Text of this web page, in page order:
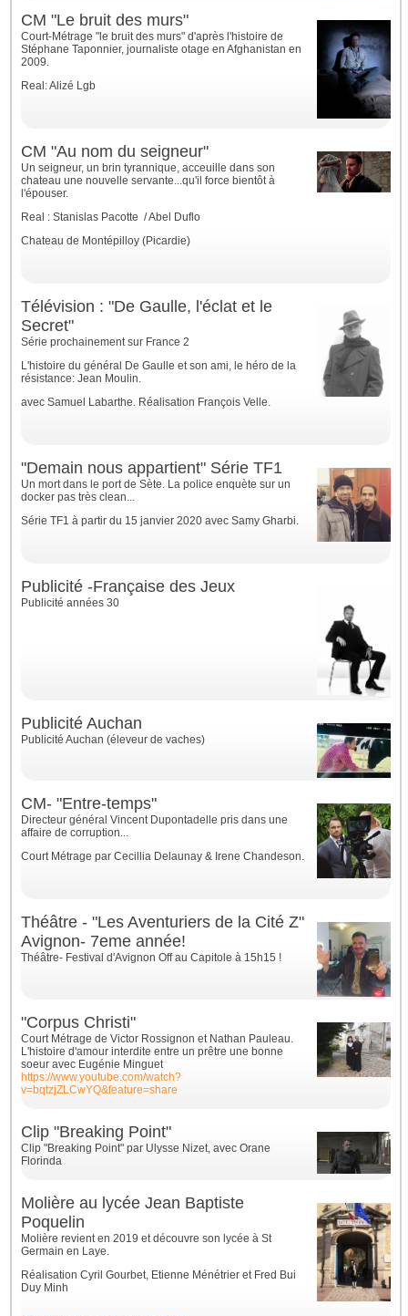
CM "Le bruit des murs"
Court-Métrage "le bruit des murs" d'après l'histoire de
Stéphane Taponnier, journaliste otage en Afghanistan en
2009.
Real: Alizé Lgb
CM "Au nom du seigneur"
Un seigneur, un brin tyrannique, acceuille dans son
chateau une nouvelle servante...qu'il force bientôt à
l'épouser.
Real : Stanislas Pacotte / Abel Duflo
Chateau de Montépilloy (Picardie)
Télévision : "De Gaulle, l'éclat et le
Secret"
Série prochainement sur France 2
L'histoire du général De Gaulle et son ami, le héro de la
résistance: Jean Moulin.
avec Samuel Labarthe. Réalisation François Velle.
"Demain nous appartient" Série TF1
Un mort dans le port de Sète. La police enquète sur un
docker pas très clean...
Série TF1 à partir du 15 janvier 2020 avec Samy Gharbi.
Publicité -Française des Jeux
Publicité années 30
Publicité Auchan
Publicité Auchan (éleveur de vaches)
CM- "Entre-temps"
Directeur général Vincent Dupontadelle pris dans une
affaire de corruption...
Court Métrage parCecillia Delaunay & Irene Chandeson.
Théâtre - "Les Aventuriers de la Cité Z"
Avignon- 7eme année!
Théâtre- Festival d'Avignon Off au Capitole à 15h15 !
"Corpus Christi"
Court Métrage de Victor Rossignon et Nathan Pauleau.
L'histoire d'amour interdite entre un prêtre une bonne
soeur avec Eugénie Minguet
https://www.youtube.com/watch?
v=bqtzjZLCwYQ&feature=share
Clip "Breaking Point"
Clip "Breaking Point" par Ulysse Nizet, avec Orane
Florinda
Molière au lycée Jean Baptiste
Poquelin
Molière revient en 2019 et découvre son lycée à St
Germain en Laye.
Réalisation Cyril Gourbet, Etienne Ménétrier et Fred Bui
Duy Minh